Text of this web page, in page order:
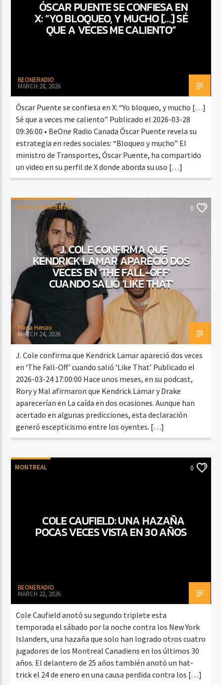
ÓSCAR PUENTE SE CONFIESA EN
X: “YO BLOQUEO, Y MUCHO […] SÉ
QUE A VECES ME CALIENTO”
BEONERADIO
MARCH 28, 2026
Óscar Puente se confiesa en X: “Yo bloqueo, y mucho […]
Sé que a veces me caliento” Publicado el 2026-03-28
09:36:00 • BeOne Radio Canada Óscar Puente revela su
estrategia en redes sociales: “Bloqueo y mucho” El
ministro de Transportes, Óscar Puente, ha compartido
un video en su perfil de X donde aborda su uso […]
ENTRETENIMIENTO 0
J. COLE CONFIRMA QUE
KENDRICK LAMAR APARECIÓ DOS
VECES EN ‘THE FALL-OFF’
CUANDO SALIÓ ‘LIKE THAT’
Maria Henao
MARCH 24, 2026
J. Cole confirma que Kendrick Lamar apareció dos veces
en ‘The Fall-Off’ cuando salió ‘Like That’ Publicado el
2026-03-24 17:00:00 Hace unos meses, en su podcast,
Rory y Mal afirmaron que Kendrick Lamar y Drake
aparecerían en La caída en dos ocasiones. Aunque han
acertado en algunas predicciones, esta declaración
generó escepticismo entre los oyentes. […]
MONTREAL 0
COLE CAUFIELD: UNA HAZAÑA
POCAS VECES VISTA EN 30 AÑOS
BEONERADIO
MARCH 22, 2026
Cole Caufield anotó su segundo triplete esta
temporada el sábado por la noche contra los New York
Islanders, una hazaña que solo han logrado otros cuatro
jugadores de los Montreal Canadiens en los últimos 30
años. El delantero de 25 años también anotó un hat-
trick el 24 de enero en una causa perdida contra los […]